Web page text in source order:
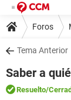
Foros
Tema Anterior
Saber a
Resuelto/